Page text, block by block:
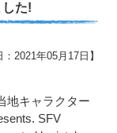
た!
：2021年05月17日】
地キャラクター
SFV